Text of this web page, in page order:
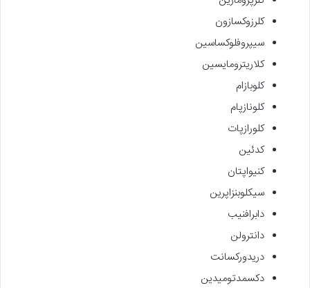
کلرزوکسازون
سیپروفلوکساسین
کلاریترومایسین
کلوبازام
کلونازپام
کلورازپات
کدئین
کنیواپتان
سیکلوبنزاپرین
دابرافنیب
دانترولن
دریدورکسانت
دکسمدتومیدین